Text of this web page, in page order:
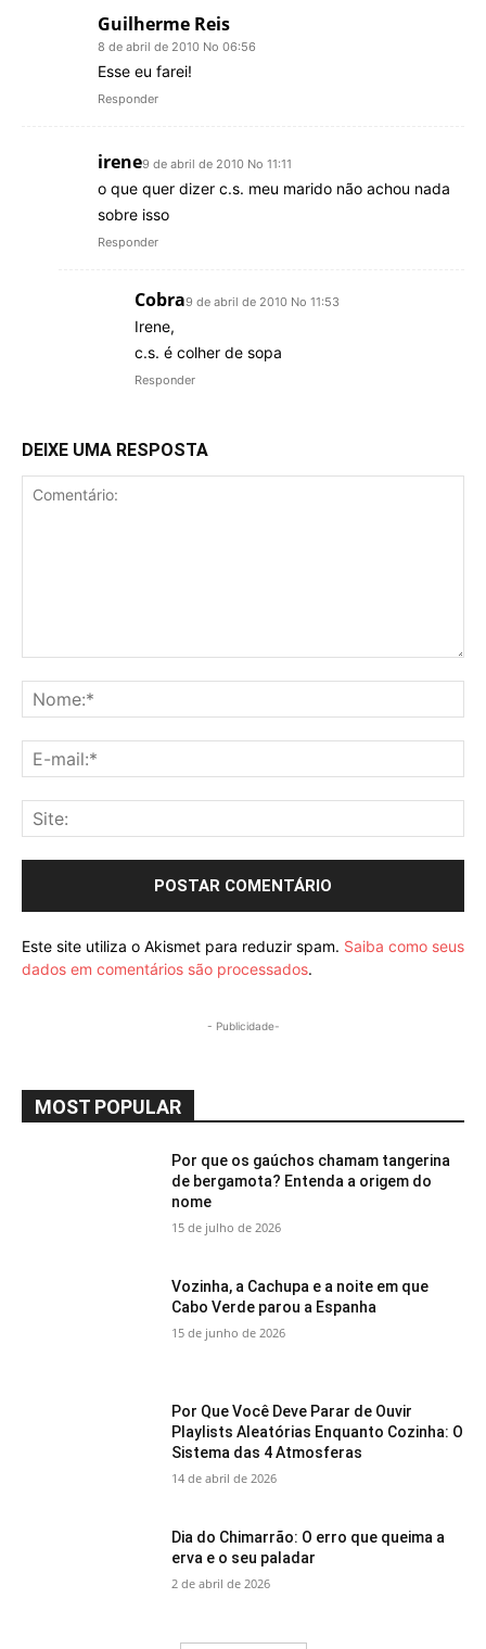
Guilherme Reis
8 de abril de 2010 No 06:56
Esse eu farei!
Responder
irene9 de abril de 2010 No 11:11
o que quer dizer c.s. meu marido não achou nada
sobre isso
Responder
Cobra9 de abril de 2010 No 11:53
Irene,
c.s. é colher de sopa
Responder
DEIXE UMA RESPOSTA
Este site utiliza o Akismet para reduzir spam. Saiba como seus
dados em comentários são processados.
- Publicidade-
MOST POPULAR
Por que os gaúchos chamam tangerina
de bergamota? Entenda a origem do
nome
15 de julho de 2026
Vozinha, a Cachupa e a noite em que
Cabo Verde parou a Espanha
15 de junho de 2026
Por Que Você Deve Parar de Ouvir
Playlists Aleatórias Enquanto Cozinha: O
Sistema das 4 Atmosferas
14 de abril de 2026
Dia do Chimarrão: O erro que queima a
erva e o seu paladar
2 de abril de 2026